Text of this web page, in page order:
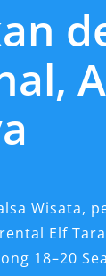
Wisata,
Elf
18–20